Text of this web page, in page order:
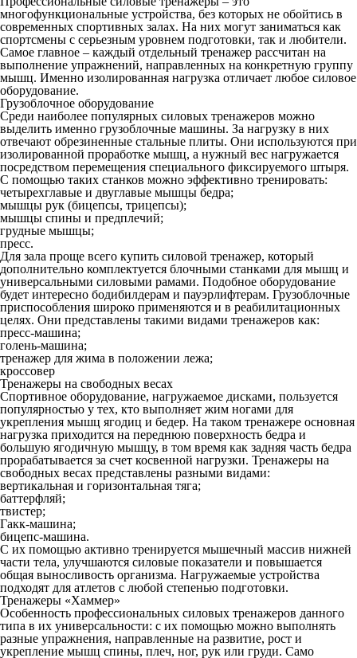
многофункциональные устройства, без которых не обойтись в
современных спортивных залах. На них могут заниматься как
спортсмены с серьезным уровнем подготовки, так и любители.
Самое главное – каждый отдельный тренажер рассчитан на
выполнение упражнений, направленных на конкретную группу
мышц. Именно изолированная нагрузка отличает любое силовое
оборудование.
Грузоблочное оборудование
Среди наиболее популярных силовых тренажеров можно
выделить именно грузоблочные машины. За нагрузку в них
отвечают обрезиненные стальные плиты. Они используются при
изолированной проработке мышц, а нужный вес нагружается
посредством перемещения специального фиксируемого штыря.
С помощью таких станков можно эффективно тренировать:
четырехглавые и двуглавые мышцы бедра;
мышцы рук (бицепсы, трицепсы);
мышцы спины и предплечий;
грудные мышцы;
пресс.
Для зала проще всего купить силовой тренажер, который
дополнительно комплектуется блочными станками для мышц и
универсальными силовыми рамами. Подобное оборудование
будет интересно бодибилдерам и пауэрлифтерам. Грузоблочные
приспособления широко применяются и в реабилитационных
целях. Они представлены такими видами тренажеров как:
пресс-машина;
голень-машина;
тренажер для жима в положении лежа;
кроссовер
Тренажеры на свободных весах
Спортивное оборудование, нагружаемое дисками, пользуется
популярностью у тех, кто выполняет жим ногами для
укрепления мышц ягодиц и бедер. На таком тренажере основная
нагрузка приходится на переднюю поверхность бедра и
большую ягодичную мышцу, в том время как задняя часть бедра
прорабатывается за счет косвенной нагрузки. Тренажеры на
свободных весах представлены разными видами:
вертикальная и горизонтальная тяга;
баттерфляй;
твистер;
Гакк-машина;
бицепс-машина.
С их помощью активно тренируется мышечный массив нижней
части тела, улучшаются силовые показатели и повышается
общая выносливость организма. Нагружаемые устройства
подходят для атлетов с любой степенью подготовки.
Тренажеры «Хаммер»
Особенность профессиональных силовых тренажеров данного
типа в их универсальности: с их помощью можно выполнять
разные упражнения, направленные на развитие, рост и
укрепление мышц спины, плеч, ног, рук или груди. Само